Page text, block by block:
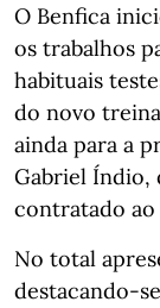
O Benfica
os trabalhos
habituais
do novo
ainda para a
Gabriel Índio,
contratado
No total
destacando-